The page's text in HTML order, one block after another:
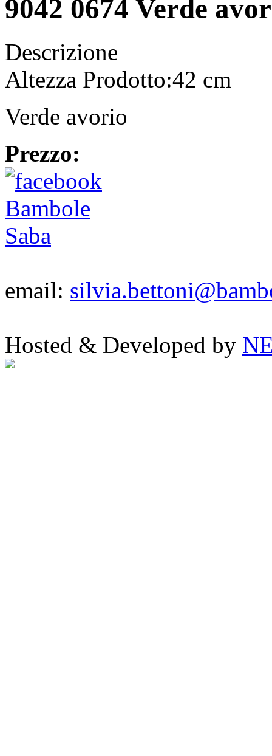
9042 0674 Verde
Descrizione
Altezza Prodotto:42 cm
Verde avorio
Prezzo:
email:
Hosted & Developed by